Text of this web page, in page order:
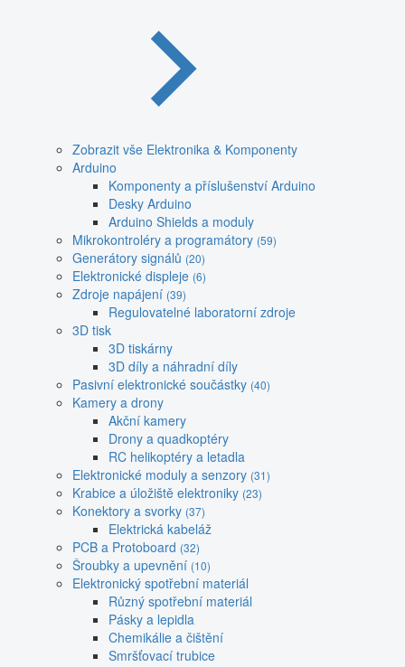
Zobrazit vše Elektronika & Komponenty
Arduino
Komponenty a příslušenství Arduino
Desky Arduino
Arduino Shields a moduly
Mikrokontroléry a programátory (59)
Generátory signálů (20)
Elektronické displeje (6)
Zdroje napájení (39)
Regulovatelné laboratorní zdroje
3D tisk
3D tiskárny
3D díly a náhradní díly
Pasivní elektronické součástky (40)
Kamery a drony
Akční kamery
Drony a quadkoptéry
RC helikoptéry a letadla
Elektronické moduly a senzory (31)
Krabice a úložiště elektroniky (23)
Konektory a svorky (37)
Elektrická kabeláž
PCB a Protoboard (32)
Šroubky a upevnění (10)
Elektronický spotřební materiál
Různý spotřební materiál
Pásky a lepidla
Chemikálie a čištění
Smršťovací trubice